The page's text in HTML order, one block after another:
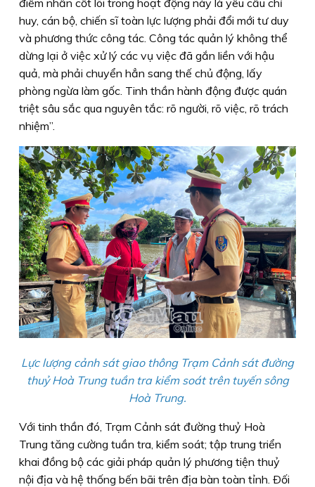
điểm nhấn cốt lõi trong hoạt động này là yêu cầu chỉ
huy, cán bộ, chiến sĩ toàn lực lượng phải đổi mới tư duy
và phương thức công tác. Công tác quản lý không thể
dừng lại ở việc xử lý các vụ việc đã gắn liền với hậu
quả, mà phải chuyển hẳn sang thế chủ động, lấy
phòng ngừa làm gốc. Tinh thần hành động được quán
triệt sâu sắc qua nguyên tắc: rõ người, rõ việc, rõ trách
nhiệm”.
Lực lượng cảnh sát giao thông Trạm Cảnh sát đường
thuỷ Hoà Trung tuần tra kiểm soát trên tuyến sông
Hoà Trung.
Với tinh thần đó, Trạm Cảnh sát đường thuỷ Hoà
Trung tăng cường tuần tra, kiểm soát; tập trung triển
khai đồng bộ các giải pháp quản lý phương tiện thuỷ
nội địa và hệ thống bến bãi trên địa bàn toàn tỉnh. Ðối